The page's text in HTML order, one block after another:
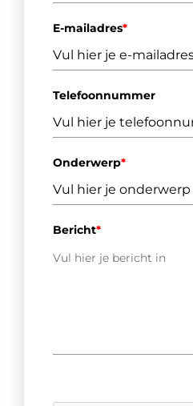
E-mailadres*
Telefoonnummer
Onderwerp*
Bericht*